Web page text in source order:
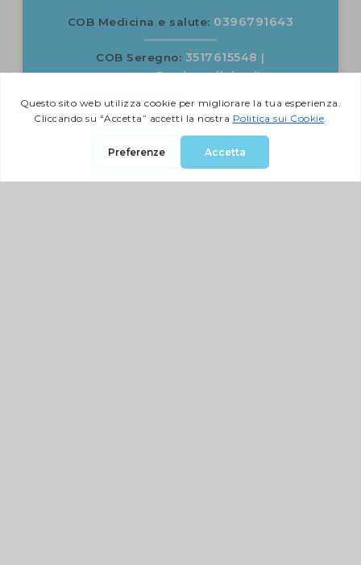
COB Medicina e salute: 0396791643
COB Seregno: 3517615548 |
seregno@cobmedicina.it
COB Concorezzo: 3895547789
concorezzo@cobmedicina.it